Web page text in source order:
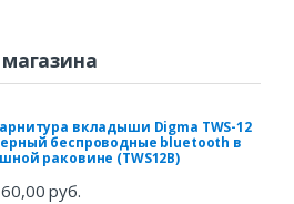
вкладыши Digma TWS-12
беспроводные bluetooth в
раковине (TWS12B)
руб.